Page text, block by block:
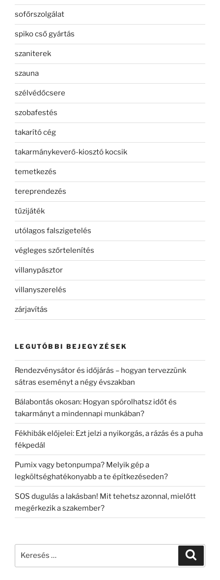
sofőrszolgálat
spiko cső gyártás
szaniterek
szauna
szélvédőcsere
szobafestés
takarító cég
takarmánykeverő-kiosztó kocsik
temetkezés
tereprendezés
tűzijáték
utólagos falszigetelés
végleges szőrtelenítés
villanypásztor
villanyszerelés
zárjavítás
LEGUTÓBBI BEJEGYZÉSEK
Rendezvénysátor és időjárás – hogyan tervezzünk
sátras eseményt a négy évszakban
Bálabontás okosan: Hogyan spórolhatsz időt és
takarmányt a mindennapi munkában?
Fékhibák előjelei: Ezt jelzi a nyikorgás, a rázás és a puha
fékpedál
Pumix vagy betonpumpa? Melyik gép a
legköltséghatékonyabb a te építkezéseden?
SOS dugulás a lakásban! Mit tehetsz azonnal, mielőtt
megérkezik a szakember?